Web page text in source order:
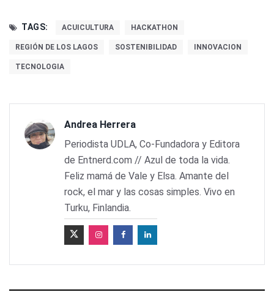
TAGS: ACUICULTURA HACKATHON
REGIÓN DE LOS LAGOS SOSTENIBILIDAD INNOVACION
TECNOLOGIA
Andrea Herrera
Periodista UDLA, Co-Fundadora y Editora
de Entnerd.com // Azul de toda la vida.
Feliz mamá de Vale y Elsa. Amante del
rock, el mar y las cosas simples. Vivo en
Turku, Finlandia.